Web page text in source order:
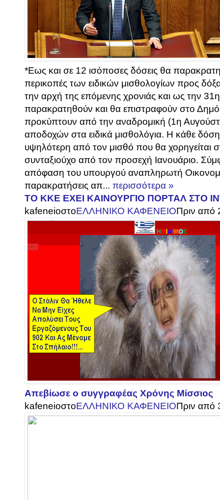
*Εως και σε 12 ισόποσες δόσεις θα
περικοπές των ειδικών μισθολογίων προς
την αρχή της επόμενης χρονιάς και ως την
παρακρατηθούν και θα επιστραφούν στο
προκύπτουν από την αναδρομική (1η
αποδοχών στα ειδικά μισθολόγια. Η κάθε δόση
υψηλότερη από τον μισθό που θα χορηγείται
συνταξιούχο από τον προσεχή Ιανουάριο.
απόφαση του υπουργού αναπληρωτή
παρακρατήσεις απ... περισσότερα »
ΤΟ ΚΚΕ ΕΧΕΙ ΚΑΙΝΟΥΡΓΙΟ ΠΟΡΤΑΛ ΣΤΟ
kafeneioστοΕΛΛΗΝΙΚΟ ΚΑΦΕΝΕΙΟΠριν από
Απεβίωσε ο συγγραφέας Χρόνης Μίσσιος
kafeneioστοΕΛΛΗΝΙΚΟ ΚΑΦΕΝΕΙΟΠριν από